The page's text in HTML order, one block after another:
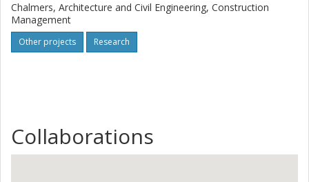
Chalmers, Architecture and Civil Engineering, Construction
Management
Other projects Research
Collaborations